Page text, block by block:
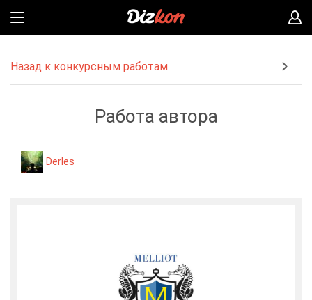
Назад к конкурсным работам
Работа автора
Derles